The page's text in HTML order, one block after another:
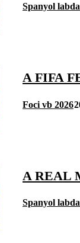
Spanyol
A FIFA
Foci vb 2026
A REAL
Spanyol